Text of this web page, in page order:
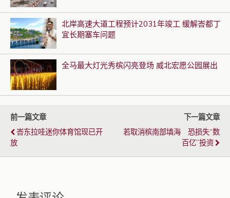
北岸高速大道工程预计2031年竣工 缓解峇都丁
宜长期塞车问题
全马最大灯光秀槟闪亮登场 威北宏愿公园展出
前一篇文章
峇东拉哇迷你体育馆现已开
放
下一篇文章
若取消槟南部填海 恐损失“数
百亿”投资